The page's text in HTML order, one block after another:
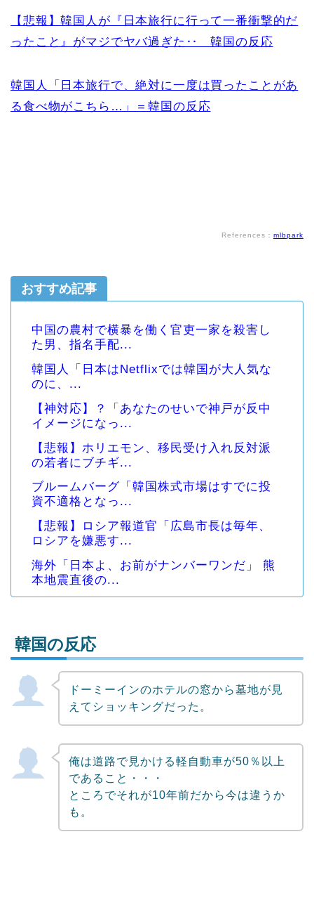
【悲報】韓国人が『日本旅行に行って一番衝撃的だ
ったこと』がマジでヤバ過ぎた‥ 韓国の反応
韓国人「日本旅行で、絶対に一度は買ったことがあ
る食べ物がこちら…」＝韓国の反応
References： mlbpark
おすすめ記事
中国の農村で横暴を働く官吏一家を殺害し
た男、指名手配...
韓国人「日本はNetflixでは韓国が大人気な
のに、...
【神対応】？「あなたのせいで神戸が反中
イメージになっ...
【悲報】ホリエモン、移民受け入れ反対派
の若者にブチギ...
ブルームバーグ「韓国株式市場はすでに投
資不適格となっ...
【悲報】ロシア報道官「広島市長は毎年、
ロシアを嫌悪す...
海外「日本よ、お前がナンバーワンだ」 熊
本地震直後の...
Powered by livedoor 相互RSS
韓国の反応
ドーミーインのホテルの窓から墓地が見
えてショッキングだった。
俺は道路で見かける軽自動車が50％以上
であること・・・
ところでそれが10年前だから今は違うか
も。